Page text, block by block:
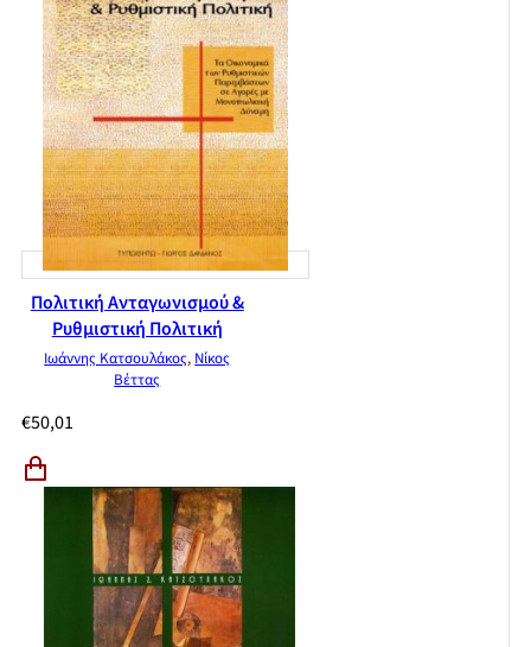
Πολιτική Ανταγωνισμού &
Ρυθμιστική Πολιτική
Ιωάννης Κατσουλάκος, Νίκος
Βέττας
€50,01